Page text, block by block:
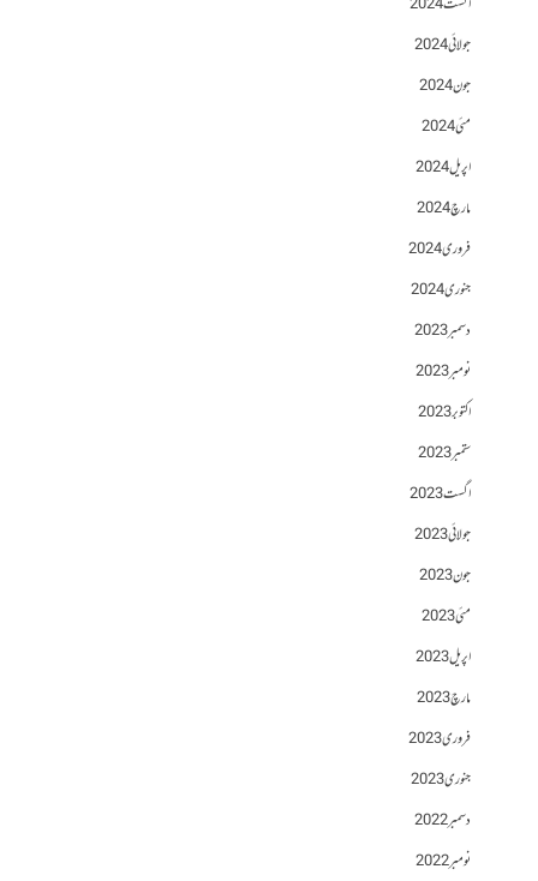
جولائی 2024
جون 2024
مئی 2024
اپریل 2024
مارچ 2024
فروری 2024
جنوری 2024
دسمبر 2023
نومبر 2023
اکتوبر 2023
ستمبر 2023
اگست 2023
جولائی 2023
جون 2023
مئی 2023
اپریل 2023
مارچ 2023
فروری 2023
جنوری 2023
دسمبر 2022
نومبر 2022